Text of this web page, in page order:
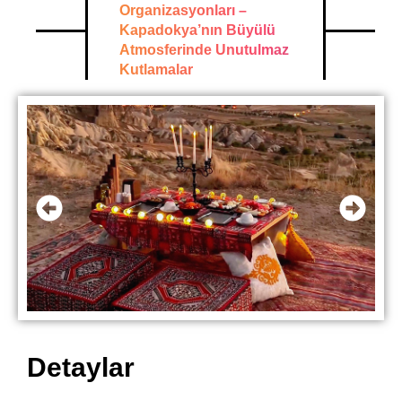
Organizasyonları –
Kapadokya’nın Büyülü
Atmosferinde Unutulmaz
Kutlamalar
Detaylar